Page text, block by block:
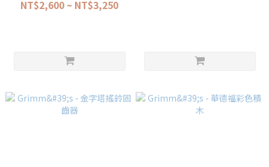
NT$2,600 ~ NT$3,250